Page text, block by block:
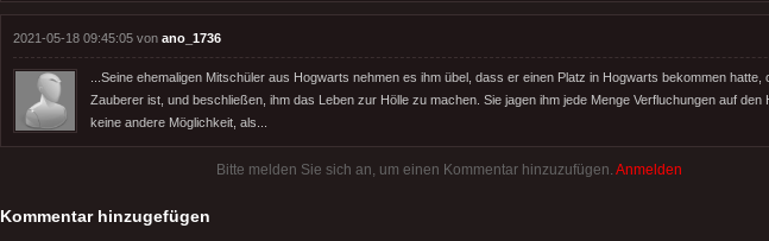
2021-05-18 09:45:05 von ano_1736
...Seine ehemaligen Mitschüler aus Hogwarts nehmen es ihm übel, dass er einen Platz in Hogwarts bekommen hatte,
Zauberer ist, und beschließen, ihm das Leben zur Hölle zu machen. Sie jagen ihm jede Menge Verfluchungen auf den
keine andere Möglichkeit, als...
Bitte melden Sie sich an, um einen Kommentar hinzuzufügen. Anmelden
Kommentar hinzugefügen